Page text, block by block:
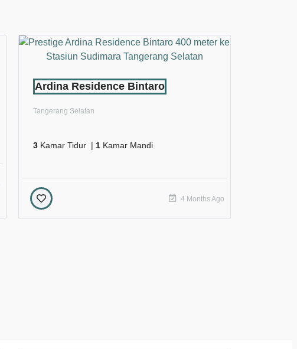
Ardina Residence Bintaro
Tangerang Selatan
3Kamar Tidur | 1Kamar Mandi
4 Months Ago